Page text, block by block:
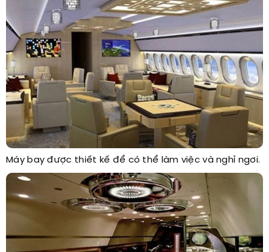
Máy bay được thiết kế để có thể làm việc và nghỉ ngơi.